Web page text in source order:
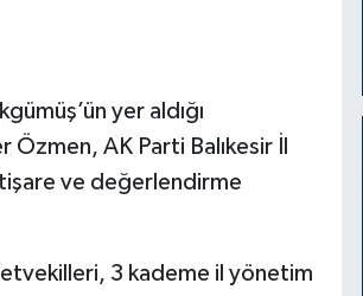
yer aldığı
AK Parti Balıkesir İl
ve değerlendirme
3 kademe il yönetim